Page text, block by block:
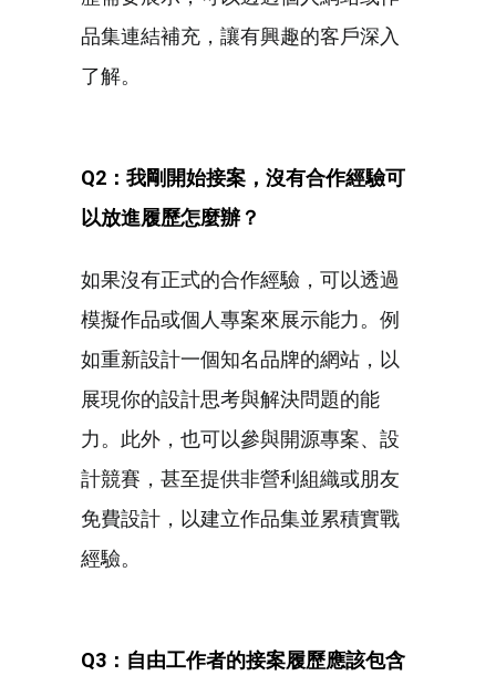
品集連結補充，讓有興趣的客戶深入
了解。
Q2：我剛開始接案，沒有合作經驗可
以放進履歷怎麼辦？
如果沒有正式的合作經驗，可以透過
模擬作品或個人專案來展示能力。例
如重新設計一個知名品牌的網站，以
展現你的設計思考與解決問題的能
力。此外，也可以參與開源專案、設
計競賽，甚至提供非營利組織或朋友
免費設計，以建立作品集並累積實戰
經驗。
Q3：自由工作者的接案履歷應該包含